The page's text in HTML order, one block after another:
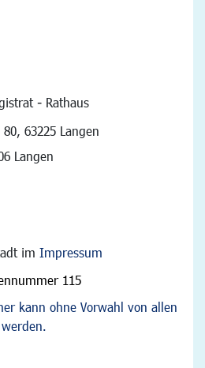
- Rathaus
Navigation
80, 63225 Langen
Langen
im Impressum
115
kann ohne Vorwahl von allen